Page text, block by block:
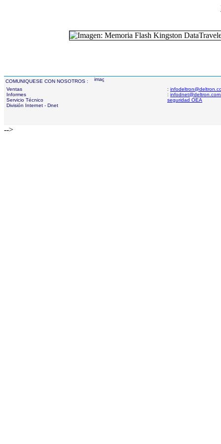
COMUNIQUESE CON NOSOTROS :
Ventas
Informes
Servicio Técnico
División Internet - Dnet
:
:
seguridad OEA
-->